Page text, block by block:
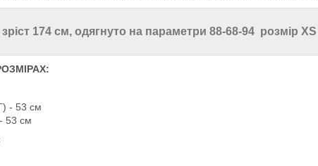
174 см, одягнуто на параметри 88-68-94 розмір XS
- 53 см
53 см